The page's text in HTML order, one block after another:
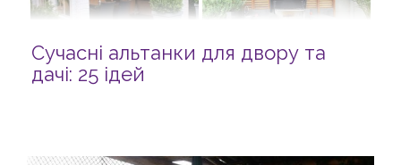
Сучасні альтанки для двору та
дачі: 25 ідей